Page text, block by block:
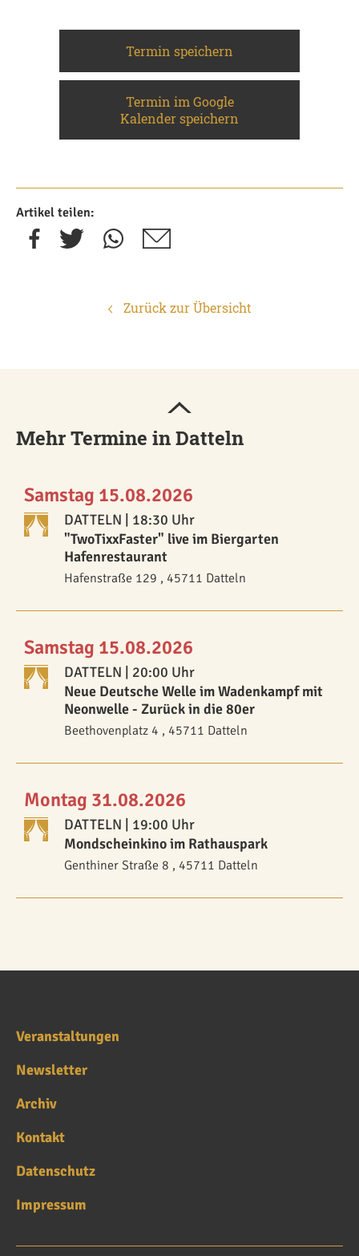
Termin speichern
Termin im Google
Kalender speichern
Artikel teilen:
Zurück zur Übersicht
Mehr Termine in Datteln
Samstag 15.08.2026
DATTELN | 18:30 Uhr
"TwoTixxFaster" live im Biergarten
Hafenrestaurant
Hafenstraße 129 , 45711 Datteln
Samstag 15.08.2026
DATTELN | 20:00 Uhr
Neue Deutsche Welle im Wadenkampf mit
Neonwelle - Zurück in die 80er
Beethovenplatz 4 , 45711 Datteln
Montag 31.08.2026
DATTELN | 19:00 Uhr
Mondscheinkino im Rathauspark
Genthiner Straße 8 , 45711 Datteln
Veranstaltungen
Newsletter
Archiv
Kontakt
Datenschutz
Impressum